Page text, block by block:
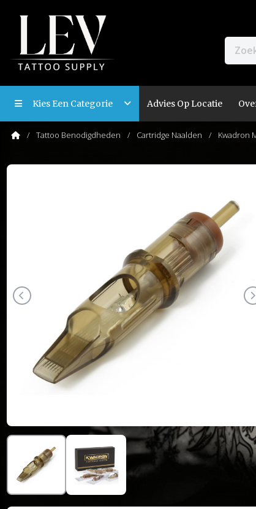
Kies Een Categorie Advies Op Locatie
Tattoo Benodigdheden Cartridge Naalden Kwadron